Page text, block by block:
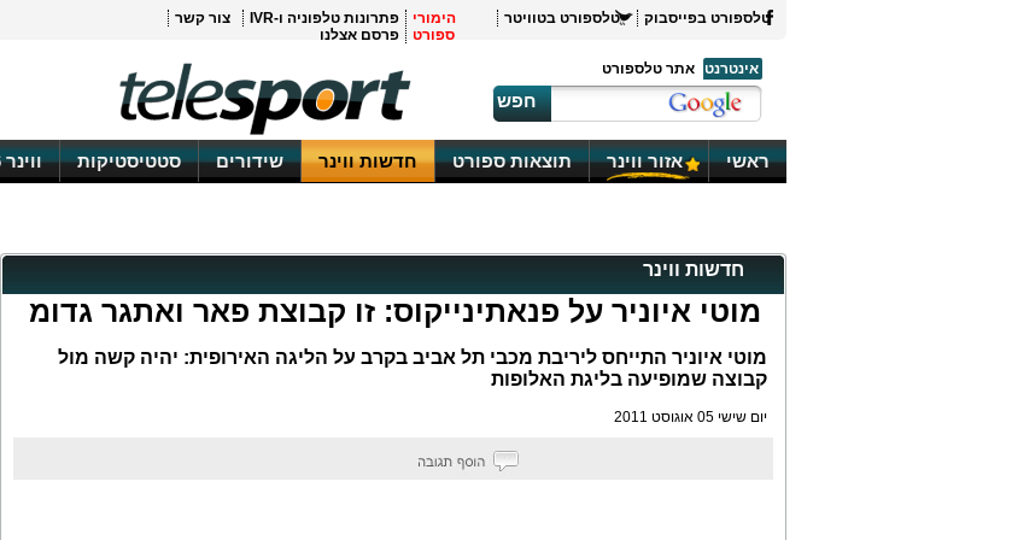
טלספורט בפייסבוק טלספורט בטוויטר
הימורי
ספורט
פתרונות טלפוניה ו-IVR
צור קשר
פרסם אצלנו
אינטרנט
אתר טלספורט
חפש
ראשי אזור ווינר תוצאות ספורט חדשות ווינר שידורים סטטיסטיקות ווינר 16
חדשות ווינר
מוטי איוניר על פנאתינייקוס: זו קבוצת פאר ואתגר גדומ
מוטי איוניר התייחס ליריבת מכבי תל אביב בקרב על הליגה האירופית: יהיה קשה מול
קבוצה שמופיעה בליגת האלופות
יום שישי 05 אוגוסט 2011